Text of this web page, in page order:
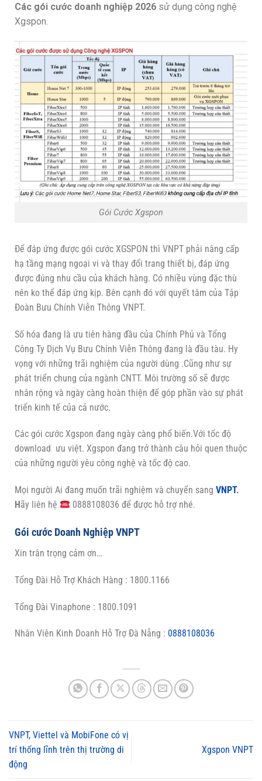
Các gói cước doanh nghiệp 2026 sử dụng công nghệ
Xgspon.
Gói Cước Xgspon
Để đáp ứng được gói cước XGSPON thì VNPT phải nâng cấp
hạ tầng mạng ngoại vi và thay đổi trang thiết bị, đáp ứng
được đúng nhu cầu của khách hàng. Có nhiều vùng đặc thù
nên ko thể đáp ứng kịp. Bên cạnh đó với quyết tâm của Tập
Đoàn Bưu Chính Viễn Thông VNPT.
Số hóa đang là ưu tiên hàng đầu của Chính Phủ và Tổng
Công Ty Dịch Vụ Bưu Chính Viễn Thông đang là đầu tàu. Hy
vọng với những trãi nghiệm của người dùng .Cũng như sự
phát triển chung của ngành CNTT. Môi trường số sẽ được
nhân rộng và ngày càng hoàn thiện để góp phần vào sự phát
triển kinh tế của cả nước.
Các gói cước Xgspon đang ngày càng phổ biến.Với tốc độ
download ưu việt. Xgspon đang trở thành câu hỏi quen thuộc
của những người yêu công nghệ và tốc độ cao.
Mọi người Ai đang muốn trãi nghiệm và chuyển sang VNPT.
H ãy liên hệ 0888108036 để được hỗ trợ nhé.
Gói cước Doanh Nghiệp VNPT
Xin trân trọng cảm ơn…
Tổng Đài Hỗ Trợ Khách Hàng : 1800.1166
Tổng Đài Vinaphone : 1800.1091
Nhân Viên Kinh Doanh Hỗ Trợ Đà Nẵng : 0888108036
VNPT, Viettel và MobiFone có vị
trí thống lĩnh trên thị trường di
động
Xgspon VNPT